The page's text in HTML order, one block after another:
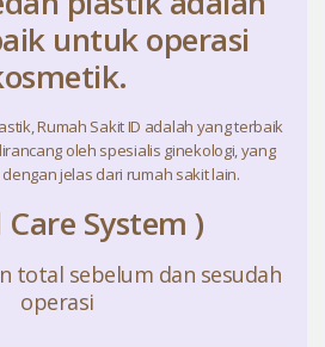
untuk operasi
Rumah Sakit ID adalah yang terbaik
oleh spesialis ginekologi, yang
jelas dari rumah sakit lain.
System )
total sebelum dan sesudah
operasi